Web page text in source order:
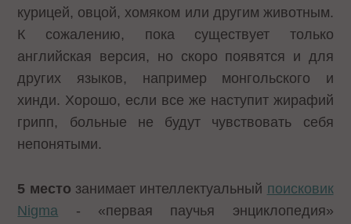
курицей, овцой, хомяком или другим животным.
К сожалению, пока существует только
английская версия, но скоро появятся и для
других языков, например монгольского и
хинди. Хорошо, если все же наступит жирафий
грипп, больные не будут чувствовать себя
непонятыми.
5 место занимает интеллектуальный поисковик
Nigma - «первая паучья энциклопедия»